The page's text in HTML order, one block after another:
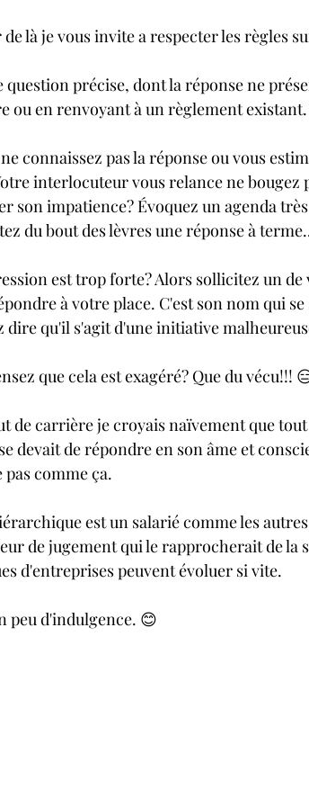
là je vous invite a respecter les règles
question précise, dont la réponse ne
ou en renvoyant à un règlement
ne connaissez pas la réponse ou vous
interlocuteur vous relance ne bougez
son impatience? Évoquez un agenda
du bout des lèvres une réponse à
est trop forte? Alors sollicitez un
à votre place. C'est son nom qui
dire qu'il s'agit d'une initiative
que cela est exagéré? Que du vécu!!!
de carrière je croyais naïvement que
devait de répondre en son âme et
comme ça.
est un salarié comme les
de jugement qui le rapprocherait de la
d'entreprises peuvent évoluer si vite.
peu d'indulgence. 😊